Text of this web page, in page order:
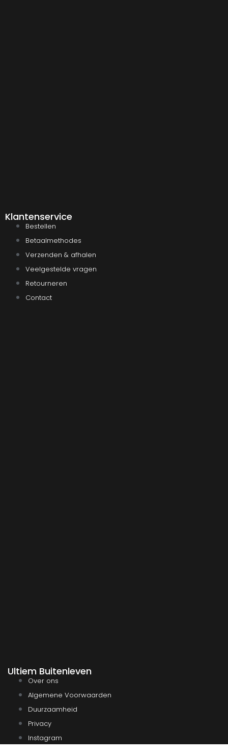
Klantenservice
Bestellen
Betaalmethodes
Verzenden & afhalen
Veelgestelde vragen
Retourneren
Contact
Ultiem Buitenleven
Over ons
Algemene Voorwaarden
Duurzaamheid
Privacy
Instagram